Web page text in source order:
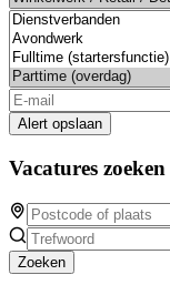
Alert opslaan
Vacatures zoeken
Zoeken